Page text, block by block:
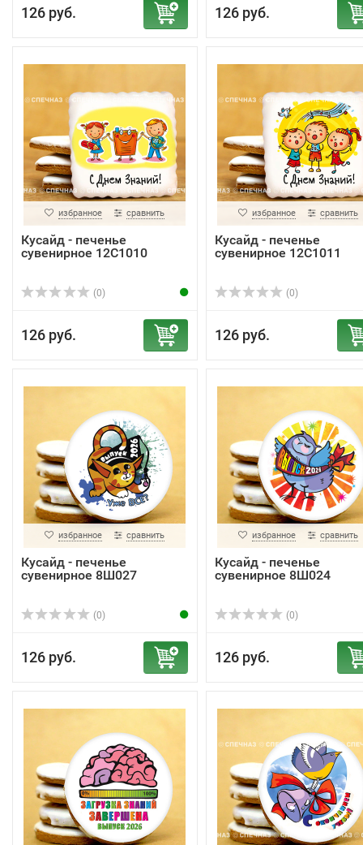
126 руб. 126 руб.
избранное сравнить
Кусайд - печенье
сувенирное 12С1010
(0)
126 руб.
избранное сравнить
Кусайд - печенье
сувенирное 12С1011
(0)
126 руб.
избранное сравнить
Кусайд - печенье
сувенирное 8Ш027
(0)
126 руб.
избранное сравнить
Кусайд - печенье
сувенирное 8Ш024
(0)
126 руб.